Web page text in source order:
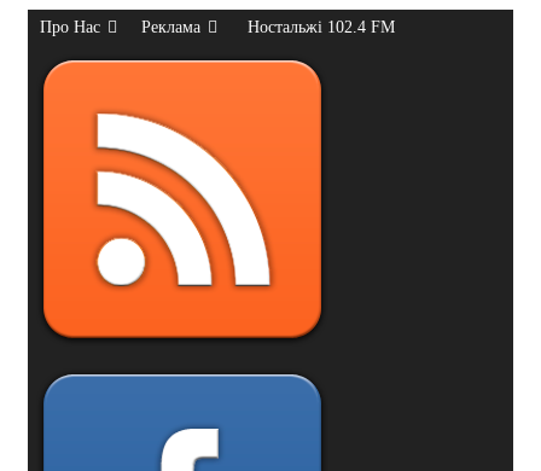
Про Нас Реклама Ностальжі 102.4 FM